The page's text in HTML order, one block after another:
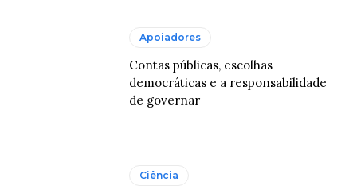
Apoiadores
Contas públicas, escolhas
democráticas e a responsabilidade
de governar
Ciência